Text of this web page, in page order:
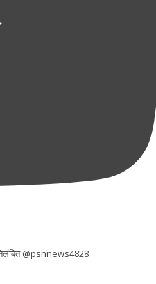
निलंबित @psnnews4828